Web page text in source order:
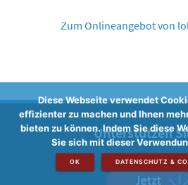
Zum Onlineangebot von
Unterstützen
Diese Webseite verwendet
effizienter zu machen und Ihnen
bieten zu können. Indem Sie diese
Sie sich mit dieser
OK DATENSCHUTZ &